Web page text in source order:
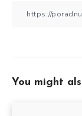
You might